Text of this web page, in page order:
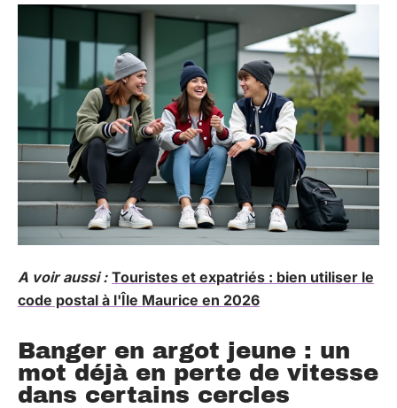
A voir aussi : Touristes et expatriés : bien utiliser le
code postal à l'Île Maurice en 2026
Banger en argot jeune : un
mot déjà en perte de vitesse
dans certains cercles